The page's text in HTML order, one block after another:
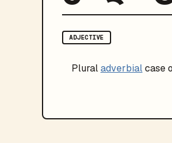
ADJECTIVE
Pluraladverbialcase